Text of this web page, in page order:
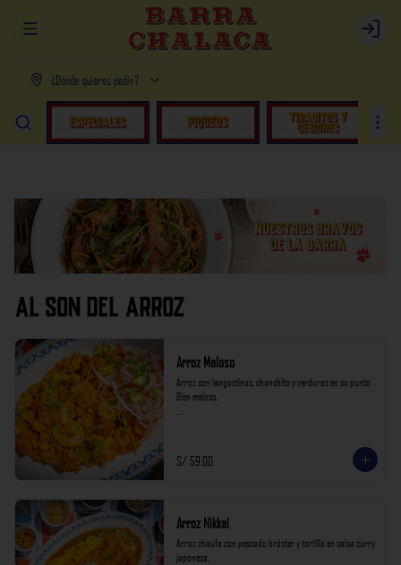
Abrir menu de navegación Login
¿Dónde quieres pedir?
AL SON DEL ARROZ
Arroz Meloso
Arroz con langostinos, chanchito y verduras en su punto.
Bien meloso.
S/ 59.00
Arroz Nikkei
Arroz chaufa con pescado bróster y tortilla en salsa curry
japonesa.